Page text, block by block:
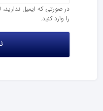
را وارد کنید.